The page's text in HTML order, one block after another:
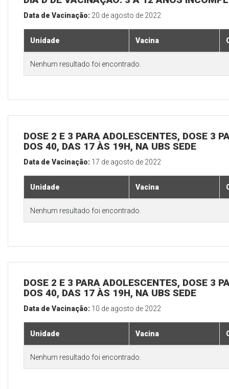
Data de Vacinação: 20 de agosto de 2022
Unidade Vacina
Nenhum resultado foi encontrado.
DOSE 2 E 3 PARA ADOLESCENTES, DOSE 3
DOS 40, DAS 17 ÀS 19H, NA UBS SEDE
Data de Vacinação: 17 de agosto de 2022
Unidade Vacina
Nenhum resultado foi encontrado.
DOSE 2 E 3 PARA ADOLESCENTES, DOSE 3
DOS 40, DAS 17 ÀS 19H, NA UBS SEDE
Data de Vacinação: 10 de agosto de 2022
Unidade Vacina
Nenhum resultado foi encontrado.